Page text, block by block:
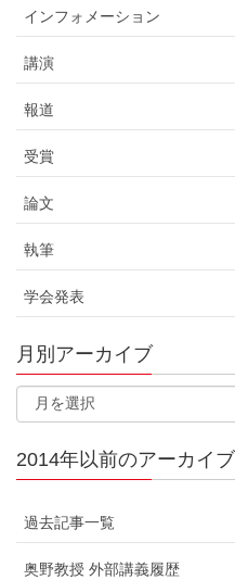
インフォメーション
講演
報道
受賞
論文
執筆
学会発表
月別アーカイブ
2014年以前のアーカイブ
過去記事一覧
奥野教授 外部講義履歴